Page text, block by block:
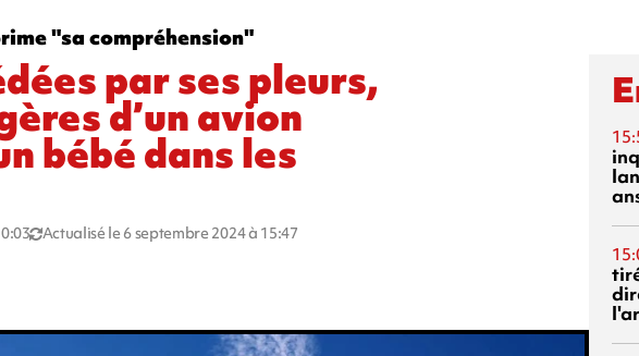
"sa compréhension"
par ses pleurs,
d’un avion
bébé dans les
Actualisé le 6 septembre 2024 à 15:47